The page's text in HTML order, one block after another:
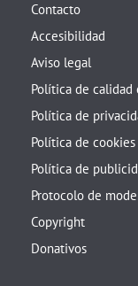
Contacto
Accesibilidad
Aviso legal
Política de
Política de
Política de cookies
Política de
Protocolo de
Copyright
Donativos